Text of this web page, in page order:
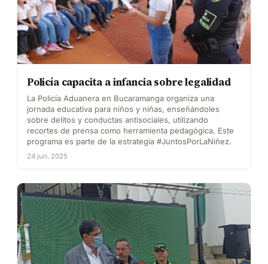
Policía capacita a infancia sobre legalidad
La Policía Aduanera en Bucaramanga organiza una
jornada educativa para niños y niñas, enseñándoles
sobre delitos y conductas antisociales, utilizando
recortes de prensa como herramienta pedagógica. Este
programa es parte de la estrategia #JuntosPorLaNiñez.
24 jun. 2025